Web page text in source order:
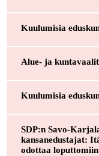
Kuulumisia
Alue- ja
Kuulumisia
SDP:n Savo-
kansanedustajat:
odottaa loputtomiin